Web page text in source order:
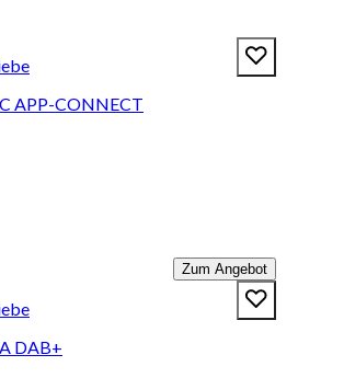
APP-CONNECT
Zum Angebot
DAB+